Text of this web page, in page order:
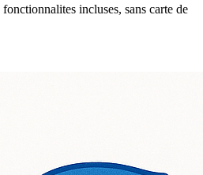
incluses, sans carte de